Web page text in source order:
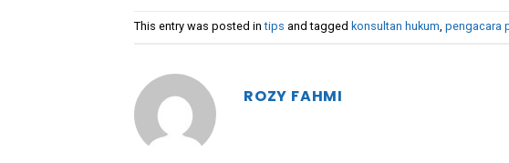
This entry was posted intips and tagged konsultan hukum, pengacara
ROZY FAHMI